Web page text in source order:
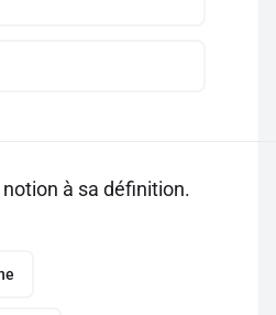
à sa définition.